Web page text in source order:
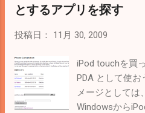
とするアプリを探す
投稿日： 11月 30, 2009
iPod touchを買
PDA として使
メージとして
Windowsから